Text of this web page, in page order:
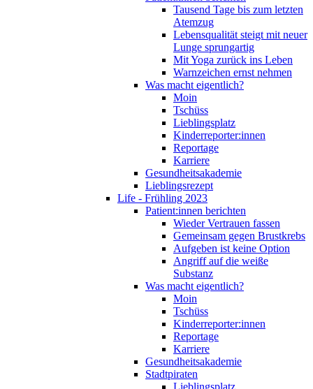
Tausend Tage bis zum letzten
Atemzug
Lebensqualität steigt mit neuer
Lunge sprungartig
Mit Yoga zurück ins Leben
Warnzeichen ernst nehmen
Was macht eigentlich?
Moin
Tschüss
Lieblingsplatz
Kinderreporter:innen
Reportage
Karriere
Gesundheitsakademie
Lieblingsrezept
Life - Frühling 2023
Patient:innen berichten
Wieder Vertrauen fassen
Gemeinsam gegen Brustkrebs
Aufgeben ist keine Option
Angriff auf die weiße
Substanz
Was macht eigentlich?
Moin
Tschüss
Kinderreporter:innen
Reportage
Karriere
Gesundheitsakademie
Stadtpiraten
Lieblingsplatz